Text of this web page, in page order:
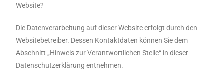
Website?
Die Datenverarbeitung auf dieser Website erfolgt durch den
Websitebetreiber. Dessen Kontaktdaten können Sie dem
Abschnitt „Hinweis zur Verantwortlichen Stelle“ in dieser
Datenschutzerklärung entnehmen.